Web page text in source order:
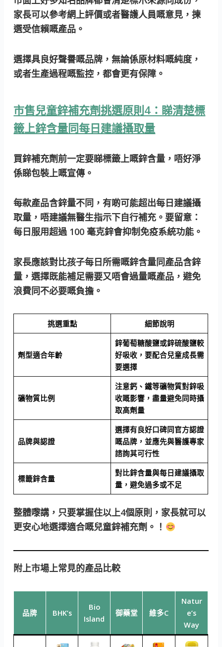
家長可以參考網上評價或者醫護人員嘅意見，揀
選受信賴嘅產品。
選擇具良好聲譽嘅品牌，無論係原材料嘅純度，
或者生產過程嘅監控，都會更有保障。
市售兒童鋅補充劑挑選原則4：睇清楚標
籤上鋅含量同每日建議攝取量
買鋅補充劑前一定要睇標籤上嘅鋅含量，唔好淨
係睇包裝上嘅宣傳。
每款產品含鋅量不同，有啲可能超出每日建議攝
取量，唔建議無醫生指示下自行補充。要留意：
每日服用超過 100 毫克鋅會抑制免疫系統功能。
家長應該對比孩子每日所需嘅鋅含量同產品含鋅
量，選擇既能補足需要又唔會過量嘅產品，避免
浪費同不必要嘅負擔。
挑選重點 細節說明
劑型適合年齡
鋅葡萄糖酸鹽或鋅硫酸鹽較
好吸收，要配合兒童成長需
要選擇
礦物質比例
注意鈣、鐵等礦物質對鋅吸
收嘅影響，盡量避免同時攝
取高劑量
品牌與認證
選擇有良好口碑同官方認證
嘅品牌，並應先與醫護專家
諮詢其可行性
標籤鋅含量
對比鋅含量與每日建議攝取
量，避免過多或不足
整體嚟講，只要掌握住以上4個原則，家長就可以
更安心地選擇適合嘅兒童鋅補充劑。！
附上市場上常見的產品比較
品牌 BHK’s
Bio
Island
御藥堂 維多C
Natur
e’s
Way